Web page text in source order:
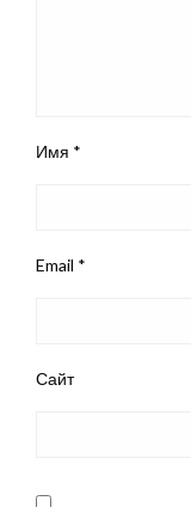
Имя *
Email *
Сайт